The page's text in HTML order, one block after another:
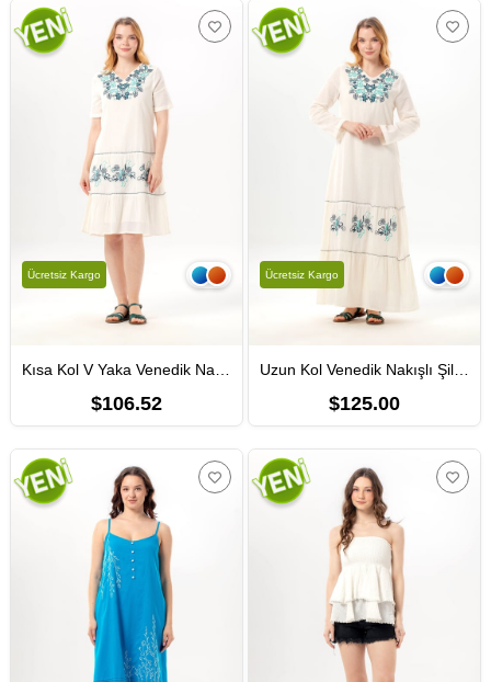
Kısa Kol V Yaka Venedik Nakışlı Şile Bezi Otantik Yazlık Kısa Elbise Krem Krm
$106.52
Ücretsiz Kargo
Uzun Kol Venedik Nakışlı Şile Bezi Otantik Uzun Elbise Krem Krm
$125.00
Ücretsiz Kargo